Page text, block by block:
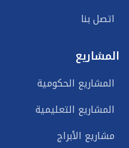
اتصل بنا
المشاريع
المشاريع الحكومية
المشاريع التعليمية
مشاريع الأبراج